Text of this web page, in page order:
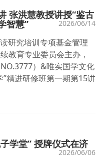
张洪慧教授讲授“鉴古
智慧” 2026/06/14
研究培训专项基金管理
教育专业委员会主办，
）&唯实国学文化
精进研修班第一期第15讲
学堂” 授牌仪式在济
2026/06/06